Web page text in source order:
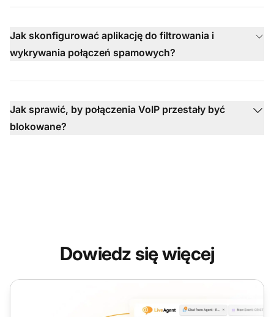
Jak skonfigurować aplikację do filtrowania i
wykrywania połączeń spamowych?
Jak sprawić, by połączenia VoIP przestały być
blokowane?
Dowiedz się więcej
Dzwoniący VoIP